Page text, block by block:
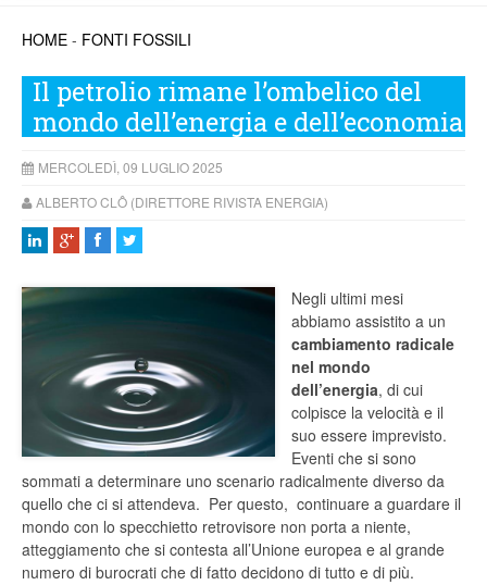
HOME - FONTI FOSSILI
Il petrolio rimane l’ombelico del
mondo dell’energia e dell’economia
MERCOLEDÌ, 09 LUGLIO 2025
ALBERTO CLÔ (DIRETTORE RIVISTA ENERGIA)
Negli ultimi mesi
abbiamo assistito a un
cambiamento radicale
nel mondo
dell’energia, di cui
colpisce la velocità e il
suo essere imprevisto.
Eventi che si sono
sommati a determinare uno scenario radicalmente diverso da
quello che ci si attendeva. Per questo, continuare a guardare il
mondo con lo specchietto retrovisore non porta a niente,
atteggiamento che si contesta all’Unione europea e al grande
numero di burocrati che di fatto decidono di tutto e di più.